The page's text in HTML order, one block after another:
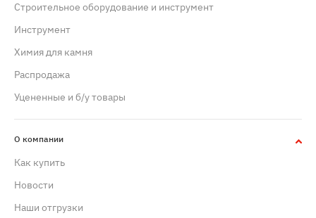
Строительное оборудование и инструмент
Инструмент
Химия для камня
Распродажа
Уцененные и б/у товары
О компании
Как купить
Новости
Наши отгрузки